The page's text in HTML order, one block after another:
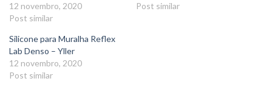
12 novembro, 2020
Post similar
Post similar
Silicone para Muralha Reflex
Lab Denso – Yller
12 novembro, 2020
Post similar